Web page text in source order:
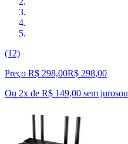
(12)
Preço R$ 298,00R$ 298,00
Ou 2x de R$ 149,00 sem jurosou